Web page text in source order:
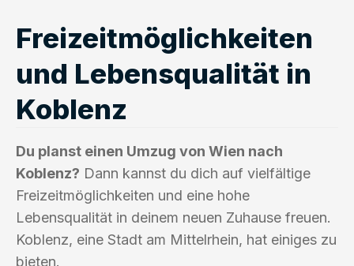
Freizeitmöglichkeiten
und Lebensqualität in
Koblenz
Du planst einen Umzug von Wien nach
Koblenz? Dann kannst du dich auf vielfältige
Freizeitmöglichkeiten und eine hohe
Lebensqualität in deinem neuen Zuhause freuen.
Koblenz, eine Stadt am Mittelrhein, hat einiges zu
bieten.